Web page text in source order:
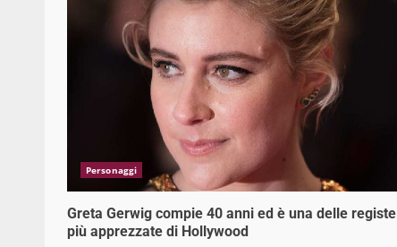
Personaggi
Greta Gerwig compie 40 anni ed è una delle registe
più apprezzate di Hollywood